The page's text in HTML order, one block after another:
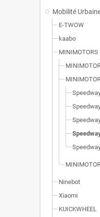
Mobilité
E-TWOW
kaabo
MINIMOTORS
Ninebot
Xiaomi
KUICKWHEEL